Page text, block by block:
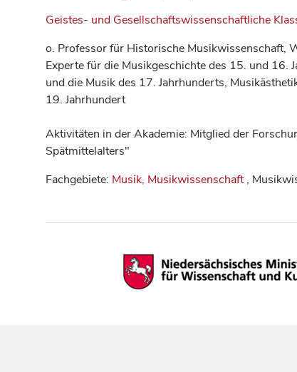
Geistes- und Gesellschaftswissenschaftliche
o. Professor für Historische Musikwissenschaft,
Experte für die Musikgeschichte des 15. und 16.
und die Musik des 17. Jahrhunderts,
19. Jahrhundert
Aktivitäten in der Akademie: Mitglied der
Spätmittelalters"
Fachgebiete: Musik, Musikwissenschaft,